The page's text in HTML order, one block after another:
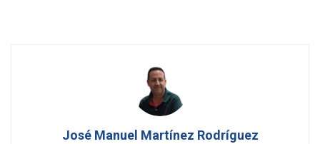
José Manuel Martínez Rodríguez